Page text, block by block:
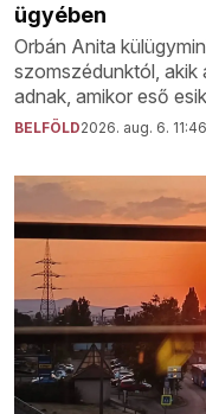
ügyében
Orbán Anita
szomszédunktól, akik
adnak, amikor eső
BELFÖLD2026. aug. 6. 11:46